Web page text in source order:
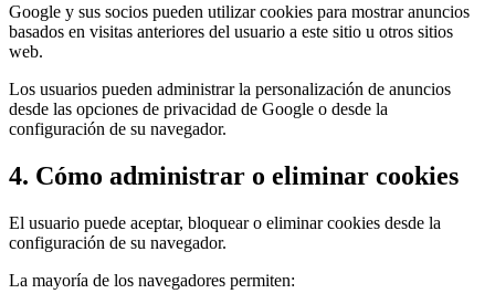
Google y sus socios pueden utilizar cookies para mostrar anuncios
basados en visitas anteriores del usuario a este sitio u otros sitios
web.
Los usuarios pueden administrar la personalización de anuncios
desde las opciones de privacidad de Google o desde la
configuración de su navegador.
4. Cómo administrar o eliminar cookies
El usuario puede aceptar, bloquear o eliminar cookies desde la
configuración de su navegador.
La mayoría de los navegadores permiten: